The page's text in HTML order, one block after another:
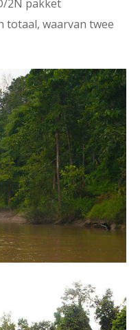
2N pakket
totaal, waarvan twee